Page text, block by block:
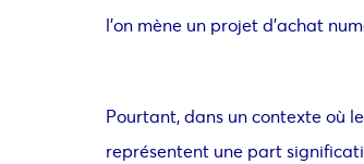
l’on mène un projet d’achat
Pourtant, dans un contexte où
représentent une part